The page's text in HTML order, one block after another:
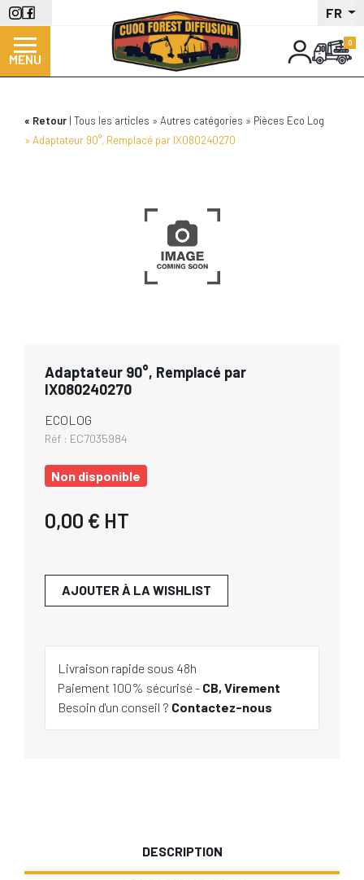
Aller
au
contenu
principal
FR
MENU
Retour Tous les articles Autres catégories
Pièces Eco Log
Adaptateur 90°, Remplacé par IX080240270
Adaptateur 90°, Remplacé par
IX080240270
ECOLOG
Réf : EC7035984
Non disponible
0,00 € HT
AJOUTER À LA WISHLIST
Livraison rapide sous 48h
Paiement 100% sécurisé - CB, Virement
Besoin d'un conseil ? Contactez-nous
DESCRIPTION